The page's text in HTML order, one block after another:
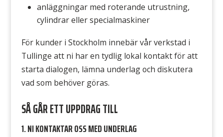
anläggningar med roterande utrustning,
cylindrar eller specialmaskiner
För kunder i Stockholm innebär vår verkstad i
Tullinge att ni har en tydlig lokal kontakt för att
starta dialogen, lämna underlag och diskutera
vad som behöver göras.
SÅ GÅR ETT UPPDRAG TILL
1. NI KONTAKTAR OSS MED UNDERLAG